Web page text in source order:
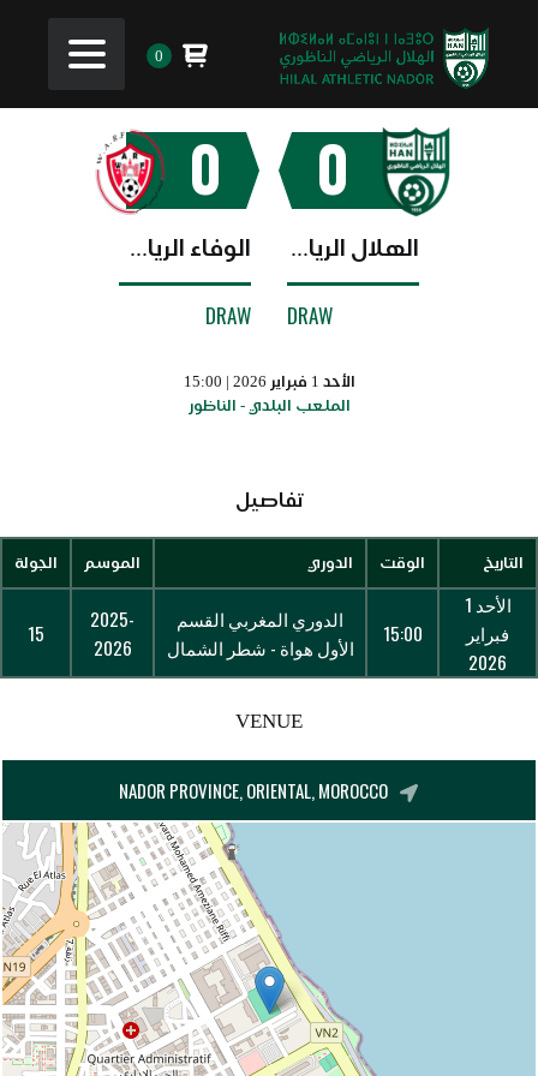
0
0
الهلال الرياضي الناظوري
DRAW
0
الوفاء الرياضي الفاسي
DRAW
الأحد 1 فبراير 2026 | 15:00
الملعب البلدي - الناظور
تفاصيل
التاريخ الوقت الدوري الموسم الجولة
الأحد 1
فبراير
2026
15:00
الدوري المغربي القسم
الأول هواة - شطر الشمال
2025-
2026
15
VENUE
NADOR PROVINCE, ORIENTAL, MOROCCO